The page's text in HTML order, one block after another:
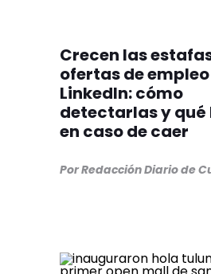
Crecen las
ofertas de empleo
LinkedIn: cómo
detectarlas y qué
en caso de caer
Por Redacción Diario de